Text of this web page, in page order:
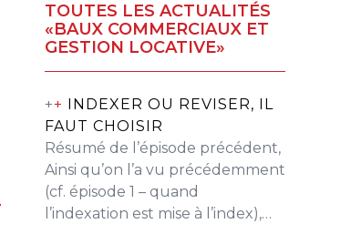
TOUTES LES ACTUALITÉS
«BAUX COMMERCIAUX ET
GESTION LOCATIVE»
++ INDEXER OU REVISER, IL
FAUT CHOISIR
Résumé de l’épisode précédent,
Ainsi qu’on l’a vu précédemment
(cf. épisode 1 – quand
l’indexation est mise à l’index),…